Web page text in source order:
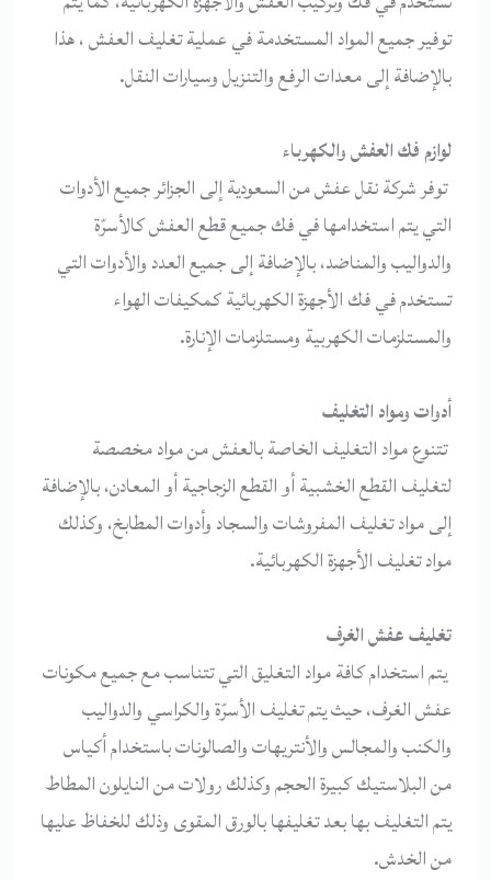
توفير جميع المواد المستخدمة في عملية تغليف العفش ، هذا
بالإضافة إلى معدات الرفع والتنزيل وسيارات النقل.
لوازم فك العفش والكهرباء
توفر شركة نقل عفش من السعودية إلى الجزائر جميع الأدوات
التي يتم استخدامها في فك جميع قطع العفش كالأسرّة
والدواليب والمناضد، بالإضافة إلى جميع العدد والأدوات التي
تستخدم في فك الأجهزة الكهربائية كمكيفات الهواء
والمستلزمات الكهربية ومستلزمات الإنارة.
أدوات ومواد التغليف
تتنوع مواد التغليف الخاصة بالعفش من مواد مخصصة
لتغليف القطع الخشبية أو القطع الزجاجية أو المعادن، بالإضافة
إلى مواد تغليف المفروشات والسجاد وأدوات المطابخ، وكذلك
مواد تغليف الأجهزة الكهربائية.
تغليف عفش الغرف
يتم استخدام كافة مواد التغليق التي تتناسب مع جميع مكونات
عفش الغرف، حيث يتم تغليف الأسرّة والكراسي والدواليب
والكنب والمجالس والأنتريهات والصالونات باستخدام أكياس
من البلاستيك كبيرة الحجم وكذلك رولات من النايلون المطاط
يتم التغليف بها بعد تغليفها بالورق المقوى وذلك للخفاظ عليها
من الخدش.